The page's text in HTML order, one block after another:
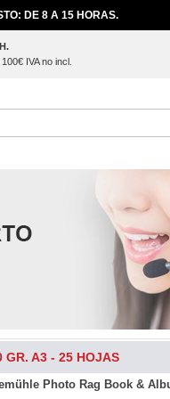
DE 8 A 15 HORAS.
IVA no incl.
GR. A3 - 25 HOJAS
Photo Rag Book &